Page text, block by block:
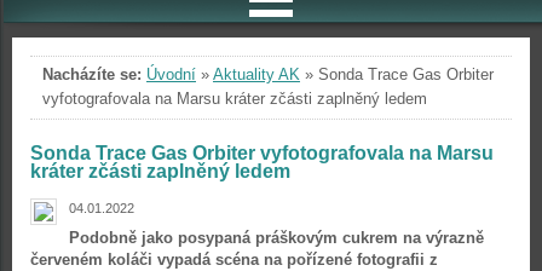
Nacházíte se: Úvodní » Aktuality AK » Sonda Trace Gas Orbiter
vyfotografovala na Marsu kráter zčásti zaplněný ledem
Sonda Trace Gas Orbiter vyfotografovala na Marsu
kráter zčásti zaplněný ledem
04.01.2022
Podobně jako posypaná práškovým cukrem na výrazně
červeném koláči vypadá scéna na pořízené fotografii z